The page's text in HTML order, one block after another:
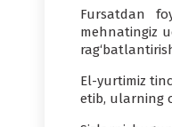
Fursatdan
mehnatingiz
El-yurtimiz
etib, ularning